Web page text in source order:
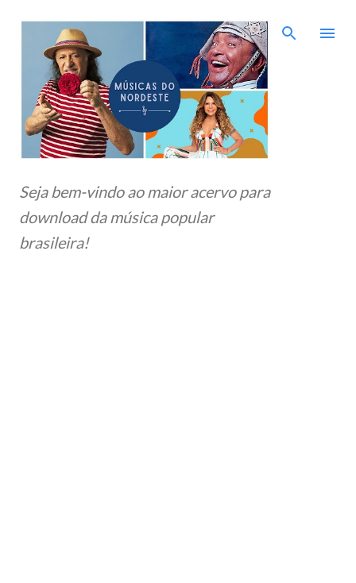
Pular para o conteúdo principal
Seja bem-vindo ao maior acervo para
download da música popular
brasileira!